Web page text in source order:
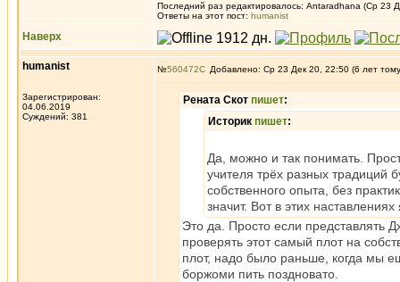
Последний раз редактировалось: Antaradhana (Ср 23
Ответы на этот пост: humanist
Наверх
humanist
Зарегистрирован:
04.06.2019
Суждений: 381
№560472 Добавлено: Ср 23 Дек 20, 22:50 (6 лет
Рената Скот пишет:
Историк пишет:
Да, можно и так понимать.
учителя трёх разных традиций
собственного опыта, без
значит. Вот в этих
Это да. Просто если представлять
проверять этот самый плот на
плот, надо было раньше, когда мы
боржоми пить поздновато.